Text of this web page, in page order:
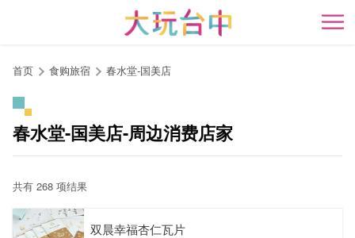
开
首页 食购旅宿 春水堂-国美店
春水堂-国美店-周边消费店家
共有 268 项结果
双晨幸福杏仁瓦片